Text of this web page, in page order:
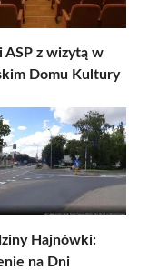
ASP z wizytą w
Domu Kultury
Hajnówki:
na Dni